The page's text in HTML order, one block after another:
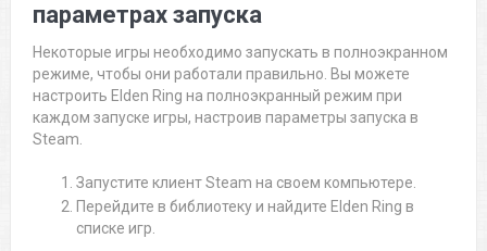
параметрах запуска
Некоторые игры необходимо запускать в полноэкранном
режиме, чтобы они работали правильно. Вы можете
настроить Elden Ring на полноэкранный режим при
каждом запуске игры, настроив параметры запуска в
Steam.
Запустите клиент Steam на своем компьютере.
Перейдите в библиотеку и найдите Elden Ring в
списке игр.